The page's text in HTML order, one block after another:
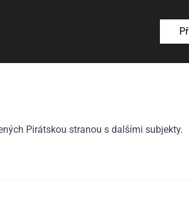
Pirátskou stranou s dalšími subjekty.